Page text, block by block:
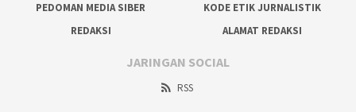
PEDOMAN MEDIA SIBER
KODE ETIK JURNALISTIK
REDAKSI
ALAMAT REDAKSI
JARINGAN SOCIAL
RSS